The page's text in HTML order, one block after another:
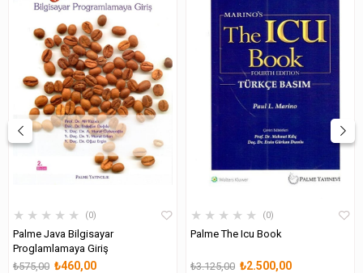
★ ★ ★ ★ ★ 0
Palme Java Bilgisayar
Proglamlamaya Giriş
₺460,00
₺575,00
★ ★ ★ ★ ★ 0
Palme The Icu Book
₺2.500,00
₺3.125,00